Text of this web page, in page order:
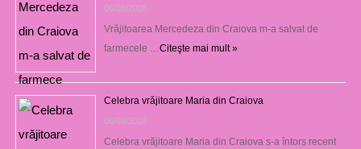
06/08/2026
Vrăjitoarea Mercedeza din Craiova m-a salvat de
farmecele … Citeşte mai mult »
Celebra vrăjitoare Maria din Craiova
06/08/2026
Celebra vrăjitoare Maria din Craiova s-a întors recent